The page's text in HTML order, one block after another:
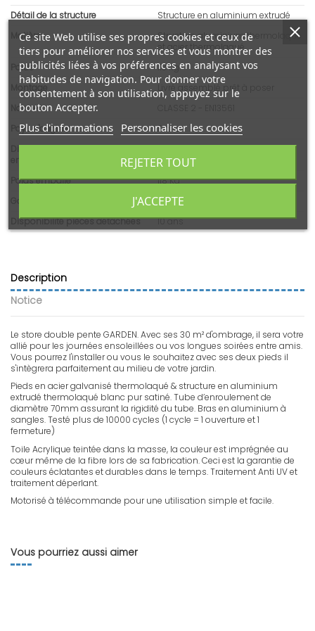
Détail de la structure
Structure en aluminium extrudé
Matière
Structure aluminium thermolaqué
et acier thermolaqué
Poids
113 Kg
Livré assemblé prêt à poser
Norme
Pays d'origine
France
Dimensions brutes - article
5100x310x310
Poids emballé
118 Kg
Armatures et Toiles : cinq (5) ans
Disponibilité pièces détachées
10 ans
Description
Notice
Le store double pente GARDEN. Avec ses 30 m² d'ombrage, il sera votre
allié pour les journées ensoleillées ou vos longues soirées entre amis.
Vous pourrez l'installer ou vous le souhaitez avec ses deux pieds il
s'intègrera parfaitement au milieu de votre jardin.
Pieds en acier galvanisé thermolaqué & structure en aluminium
extrudé thermolaqué blanc pur satiné. Tube d’enroulement de
diamètre 70mm assurant la rigidité du tube. Bras en aluminium à
sangles. Testé plus de 10000 cycles (1 cycle = 1 ouverture et 1
fermeture)
Toile Acrylique teintée dans la masse, la couleur est imprégnée au
cœur même de la fibre lors de sa fabrication. Ceci est la garantie de
couleurs éclatantes et durables dans le temps. Traitement Anti UV et
traitement déperlant.
Motorisé à télécommande pour une utilisation simple et facile.
Télécharger (6.69M)
Vous pourriez aussi aimer
Ce site Web utilise ses propres cookies et ceux de
tiers pour améliorer nos services et vous montrer des
publicités liées à vos préférences en analysant vos
habitudes de navigation. Pour donner votre
consentement à son utilisation, appuyez sur le
bouton Accepter.
Plus d'informations Personnaliser les cookies
REJETER TOUT
J'ACCEPTE